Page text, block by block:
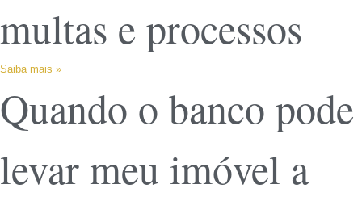
multas e processos
Saiba mais »
Quando o banco pode
levar meu imóvel a